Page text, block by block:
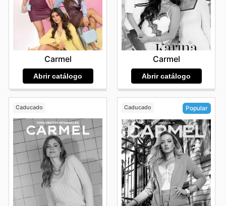
Carmel
Abrir catálogo
Carmel
Abrir catálogo
Caducado Caducado Popular